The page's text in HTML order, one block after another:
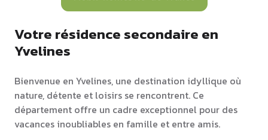
Votre résidence secondaire en
Yvelines
Bienvenue en Yvelines, une destination idyllique où
nature, détente et loisirs se rencontrent. Ce
département offre un cadre exceptionnel pour des
vacances inoubliables en famille et entre amis.